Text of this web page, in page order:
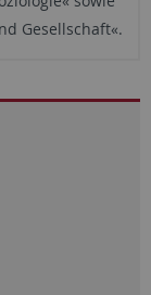
Gesellschaft«.